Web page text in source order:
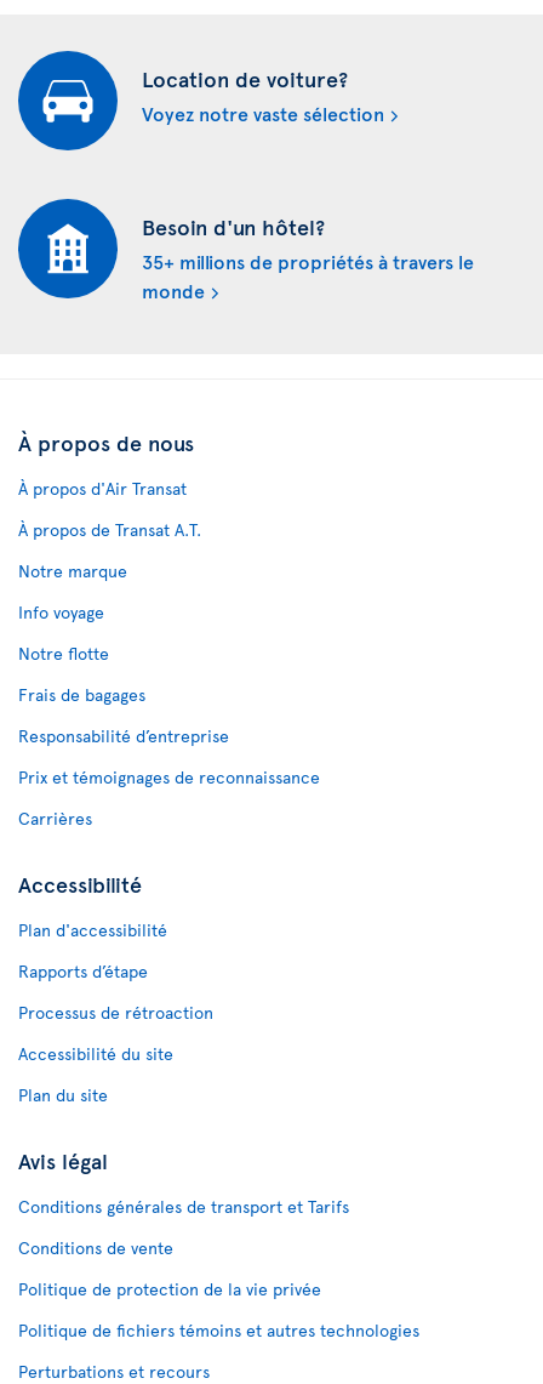
Location de voiture?
Voyez notre vaste sélection
Besoin d'un hôtel?
35+ millions de propriétés à travers le
monde
À propos de nous
À propos d'Air Transat
À propos de Transat A.T.
Notre marque
Info voyage
Notre flotte
Frais de bagages
Responsabilité d’entreprise
Prix et témoignages de reconnaissance
Carrières
Accessibilité
Plan d'accessibilité
Rapports d’étape
Processus de rétroaction
Accessibilité du site
Plan du site
Avis légal
Conditions générales de transport et Tarifs
Conditions de vente
Politique de protection de la vie privée
Politique de fichiers témoins et autres technologies
Perturbations et recours